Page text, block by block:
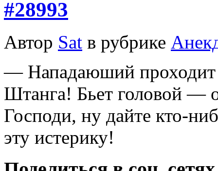
#28993
Автор Sat в рубрике
— Нападаюший проходит
Штанга! Бьет головой —
Господи, ну дайте кто-
эту истерику!